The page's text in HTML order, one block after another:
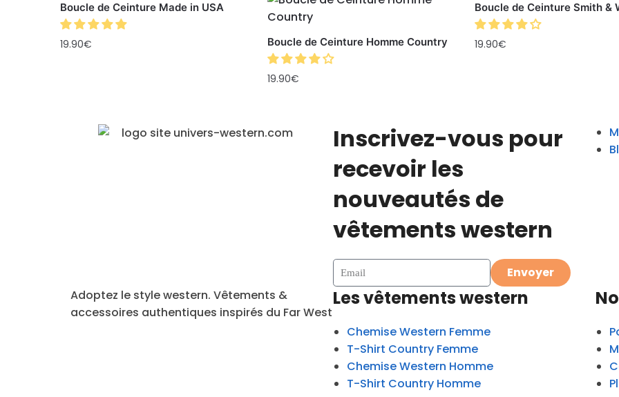
Boucle de Ceinture Made in USA
19.90€ Boucle de Ceinture Homme Country
19.90€
Boucle de Ceinture Smith &
19.90€
Inscrivez-vous pour
recevoir les
nouveautés de
vêtements western
Envoyer
Adoptez le style western. Vêtements &
accessoires authentiques inspirés du Far West
Les vêtements western
Chemise Western Femme
T-Shirt Country Femme
Chemise Western Homme
T-Shirt Country Homme